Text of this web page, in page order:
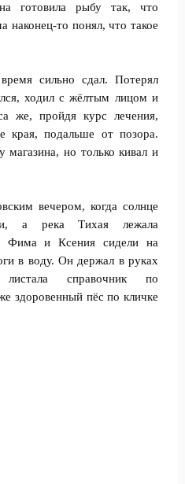
готовила рыбу так, что
то понял, что такое
сильно сдал. Потерял
ходил с жёлтым лицом и
же, пройдя курс лечения,
края, подальше от позора.
магазина, но только кивал и
вечером, когда солнце
а река Тихая лежала
Фима и Ксения сидели на
в воду. Он держал в руках
справочник по
здоровенный пёс по кличке